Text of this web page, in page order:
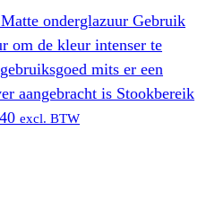
onderglazuur Gebruik
om de kleur intenser te
mits er een
aangebracht is Stookbereik
excl. BTW